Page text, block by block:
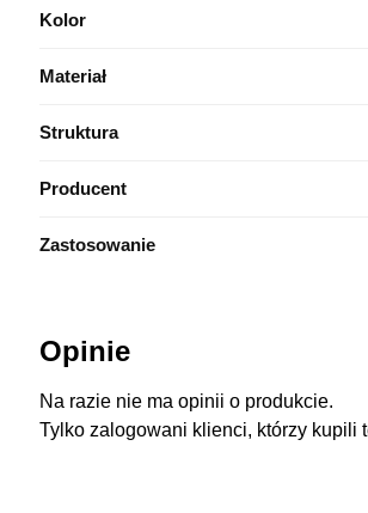
Kolor
Materiał
Struktura
Producent
Zastosowanie
Opinie
Na razie nie ma opinii o produkcie.
Tylko zalogowani klienci, którzy kupili